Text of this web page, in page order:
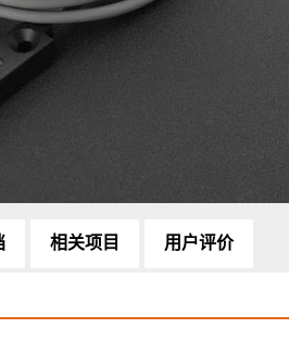
相关项目 用户评价